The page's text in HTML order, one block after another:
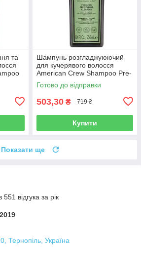
та
Шампунь розгладжуюючий
для кучерявого волосся
American Crew Shampoo Pre-
styling Forming 250 мл
Готово до відправки
503,30 ₴ 719 ₴
Купити
Показати ще
відгука за рік
Тернопіль, Україна